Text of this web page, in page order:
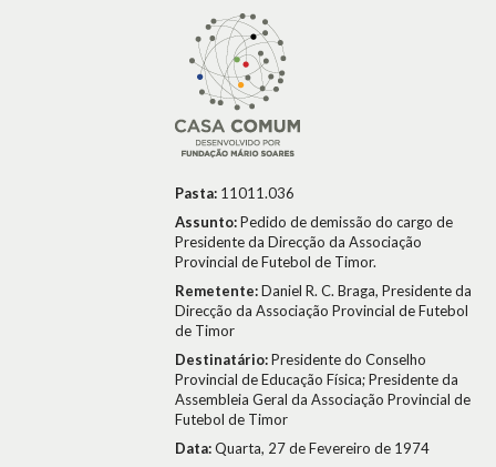
Pasta: 11011.036
Assunto:Pedido de demissão do cargo de
Presidente da Direcção da Associação
Provincial de Futebol de Timor.
Remetente:Daniel R. C. Braga, Presidente da
Direcção da Associação Provincial de Futebol
de Timor
Destinatário:Presidente do Conselho
Provincial de Educação Física; Presidente da
Assembleia Geral da Associação Provincial de
Futebol de Timor
Data:Quarta, 27 de Fevereiro de 1974